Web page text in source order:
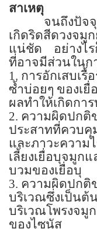
สาเหตุ
จนถึงปัจ
เกิดริดสีดวงจมู
แน่ชัด
อย่างไ
ที่อาจมีส่วนในก
1. การอักเสบเรื้
ซ้ำบ่อยๆ ของเ
ผลทำให้เกิดกา
2. ความผิดปกติ
ประสาทที่ควบคุ
และภาวะความ
เลี้ยงเยื่อบุจมูก
บวมของเยื่อบุ
3. ความผิดปกติ
บริเวณซึ่งเป็นต้
บริเวณโพรงจมู
ของไซนัส